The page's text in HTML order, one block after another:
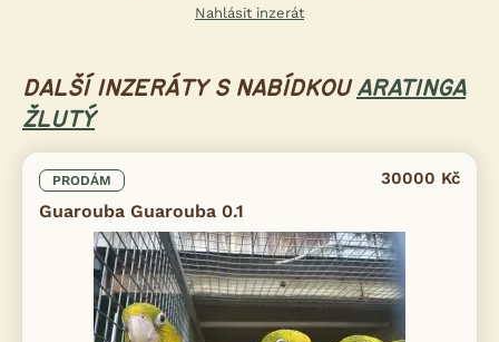
Nahlásit inzerát
DALŠÍ INZERÁTY S NABÍDKOU ARATINGA
ŽLUTÝ
PRODÁM
Guarouba Guarouba 0.1
30000 Kč